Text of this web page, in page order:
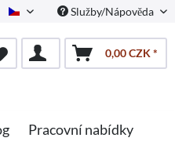
Czech Služby/Nápověda
0,00 CZK *
Pracovní nabídky